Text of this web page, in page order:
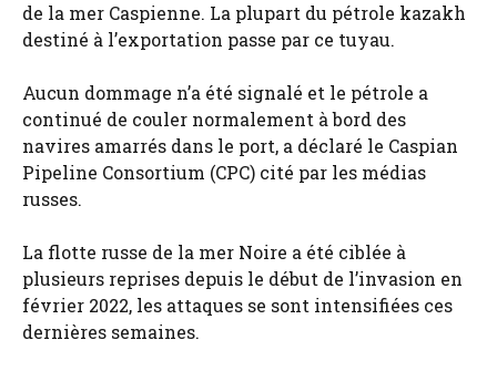
de la mer Caspienne. La plupart du pétrole kazakh
destiné à l’exportation passe par ce tuyau.
Aucun dommage n’a été signalé et le pétrole a
continué de couler normalement à bord des
navires amarrés dans le port, a déclaré le Caspian
Pipeline Consortium (CPC) cité par les médias
russes.
La flotte russe de la mer Noire a été ciblée à
plusieurs reprises depuis le début de l’invasion en
février 2022, les attaques se sont intensifiées ces
dernières semaines.